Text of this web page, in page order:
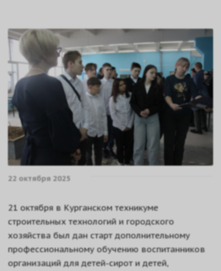
22 октября 2025
21 октября в Курганском техникуме
строительных технологий и городского
хозяйства был дан старт дополнительному
профессиональному обучению воспитанников
организаций для детей-сирот и детей,